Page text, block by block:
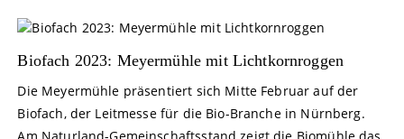
Biofach 2023: Meyermühle mit Lichtkornroggen
Die Meyermühle präsentiert sich Mitte Februar auf der
Biofach, der Leitmesse für die Bio-Branche in Nürnberg.